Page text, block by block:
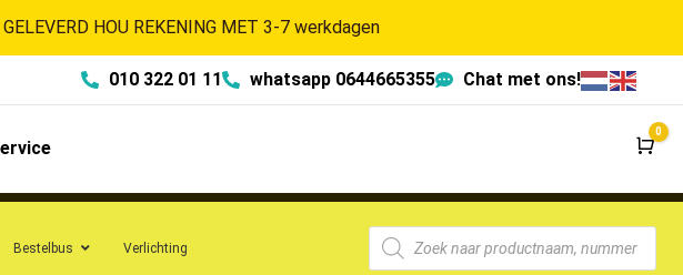
HOU REKENING MET 3-7 werkdagen
010 322 01 11 whatsapp 0644665355 Chat met ons!
0
Bestelbus Verlichting